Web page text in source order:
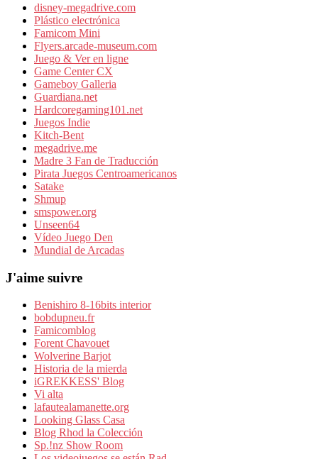
disney-megadrive.com
Plástico electrónica
Famicom Mini
Flyers.arcade-museum.com
Juego & Ver en ligne
Game Center CX
Gameboy Galleria
Guardiana.net
Hardcoregaming101.net
Juegos Indie
Kitch-Bent
megadrive.me
Madre 3 Fan de Traducción
Pirata Juegos Centroamericanos
Satake
Shmup
smspower.org
Unseen64
Vídeo Juego Den
Mundial de Arcadas
J'aime suivre
Benishiro 8-16bits interior
bobdupneu.fr
Famicomblog
Forent Chavouet
Wolverine Barjot
Historia de la mierda
iGREKKESS' Blog
Vi alta
lafautealamanette.org
Looking Glass Casa
Blog Rhod la Colección
Sp.!nz Show Room